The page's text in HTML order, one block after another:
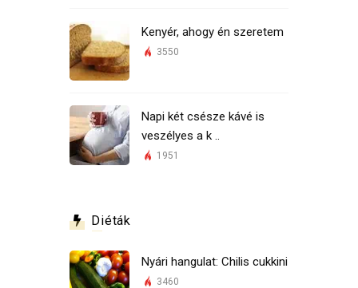
Kenyér, ahogy én szeretem
3550
Napi két csésze kávé is
veszélyes a k ..
1951
Diéták
Nyári hangulat: Chilis cukkini
3460